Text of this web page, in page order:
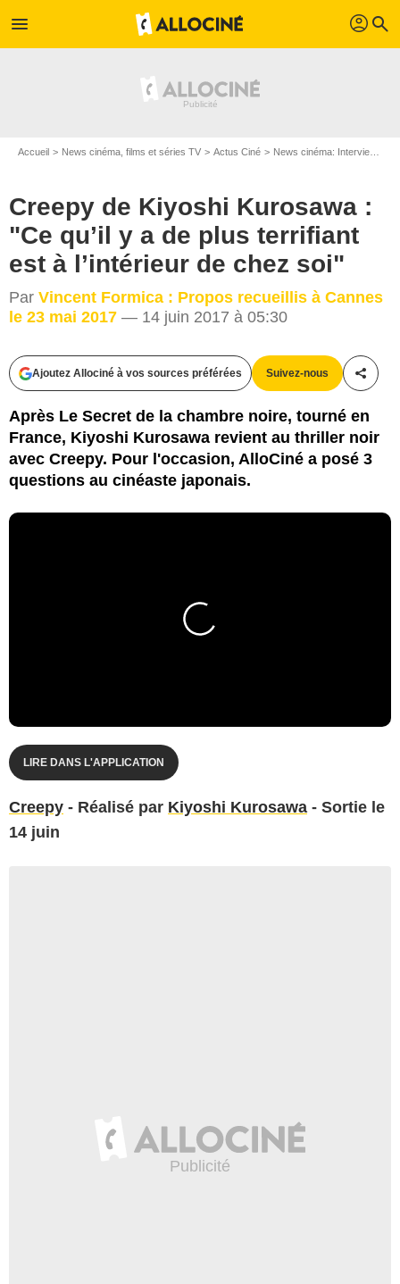
menu profil search
Accueil News cinéma, films et séries TV Actus Ciné News cinéma: Interviews
Creepy de Kiyoshi Kurosawa :
"Ce qu’il y a de plus terrifiant
est à l’intérieur de chez soi"
Par Vincent Formica : Propos recueillis à Cannes
le 23 mai 2017 — 14 juin 2017 à 05:30
Ajoutez Allociné à vos sources préférées Suivez-nous
Après Le Secret de la chambre noire, tourné en
France, Kiyoshi Kurosawa revient au thriller noir
avec Creepy. Pour l'occasion, AlloCiné a posé 3
questions au cinéaste japonais.
LIRE DANS L'APPLICATION
Creepy - Réalisé par Kiyoshi Kurosawa - Sortie le
14 juin